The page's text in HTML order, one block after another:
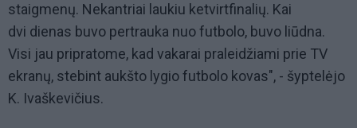
staigmenų. Nekantriai laukiu ketvirtfinalių. Kai
dvi dienas buvo pertrauka nuo futbolo, buvo liūdna.
Visi jau pripratome, kad vakarai praleidžiami prie TV
ekranų, stebint aukšto lygio futbolo kovas", - šyptelėjo
K. Ivaškevičius.